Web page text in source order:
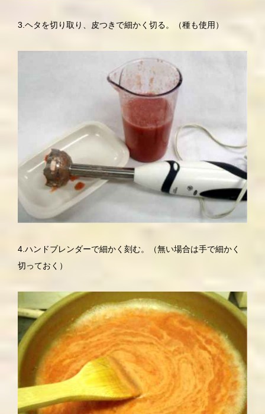
3.ヘタを切り取り、皮つきで細かく切る。（種も使用）
4.ハンドブレンダーで細かく刻む。（無い場合は手で細かく
切っておく）